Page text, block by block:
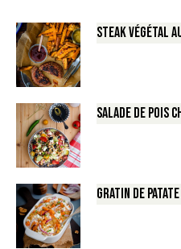
Steak végétal
Salade de Pois
Gratin de